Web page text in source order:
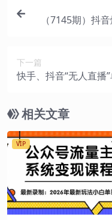
（7145期）抖
下一篇
快手、抖音“无人直播
可做！
相关文章
VIP